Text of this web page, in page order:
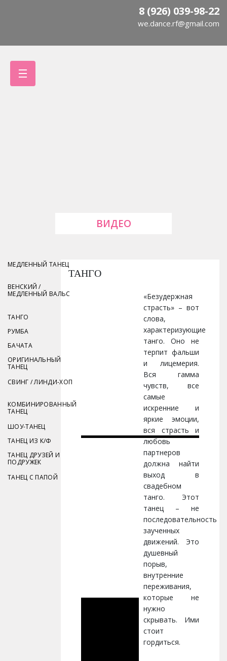
8 (926) 039-98-22
we.dance.rf@gmail.com
ВИДЕО
ТАНГО
«Безудержная
страсть» – вот
слова,
характеризующие
танго. Оно не
терпит фальши
и лицемерия.
Вся гамма
чувств, все
самые
искренние и
яркие эмоции,
вся страсть и
любовь
партнеров
должна найти
выход в
свадебном
танго. Этот
танец – не
последовательность
заученных
движений. Это
душевный
порыв,
внутренние
переживания,
которые не
нужно
скрывать. Ими
стоит
гордиться.
МЕДЛЕННЫЙ ТАНЕЦ
ВЕНСКИЙ /
МЕДЛЕННЫЙ ВАЛЬС
ТАНГО
РУМБА
БАЧАТА
ОРИГИНАЛЬНЫЙ
ТАНЕЦ
СВИНГ / ЛИНДИ-ХОП
КОМБИНИРОВАННЫЙ
ТАНЕЦ
ШОУ-ТАНЕЦ
ТАНЕЦ ИЗ К/Ф
ТАНЕЦ ДРУЗЕЙ И
ПОДРУЖЕК
ТАНЕЦ С ПАПОЙ